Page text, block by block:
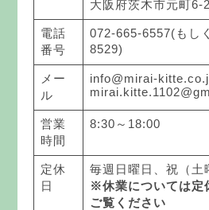
大阪府茨木市元町6-2
電話
番号
072-665-6557(もし
8529)
メー
ル
info@mirai-
営業
時間
8:30～18:00
定休
日
毎週日曜日、祝（土
※休業については定
ご覧ください